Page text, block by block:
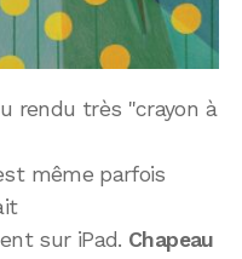
rendu très "crayon à
même parfois
sur iPad. Chapeau